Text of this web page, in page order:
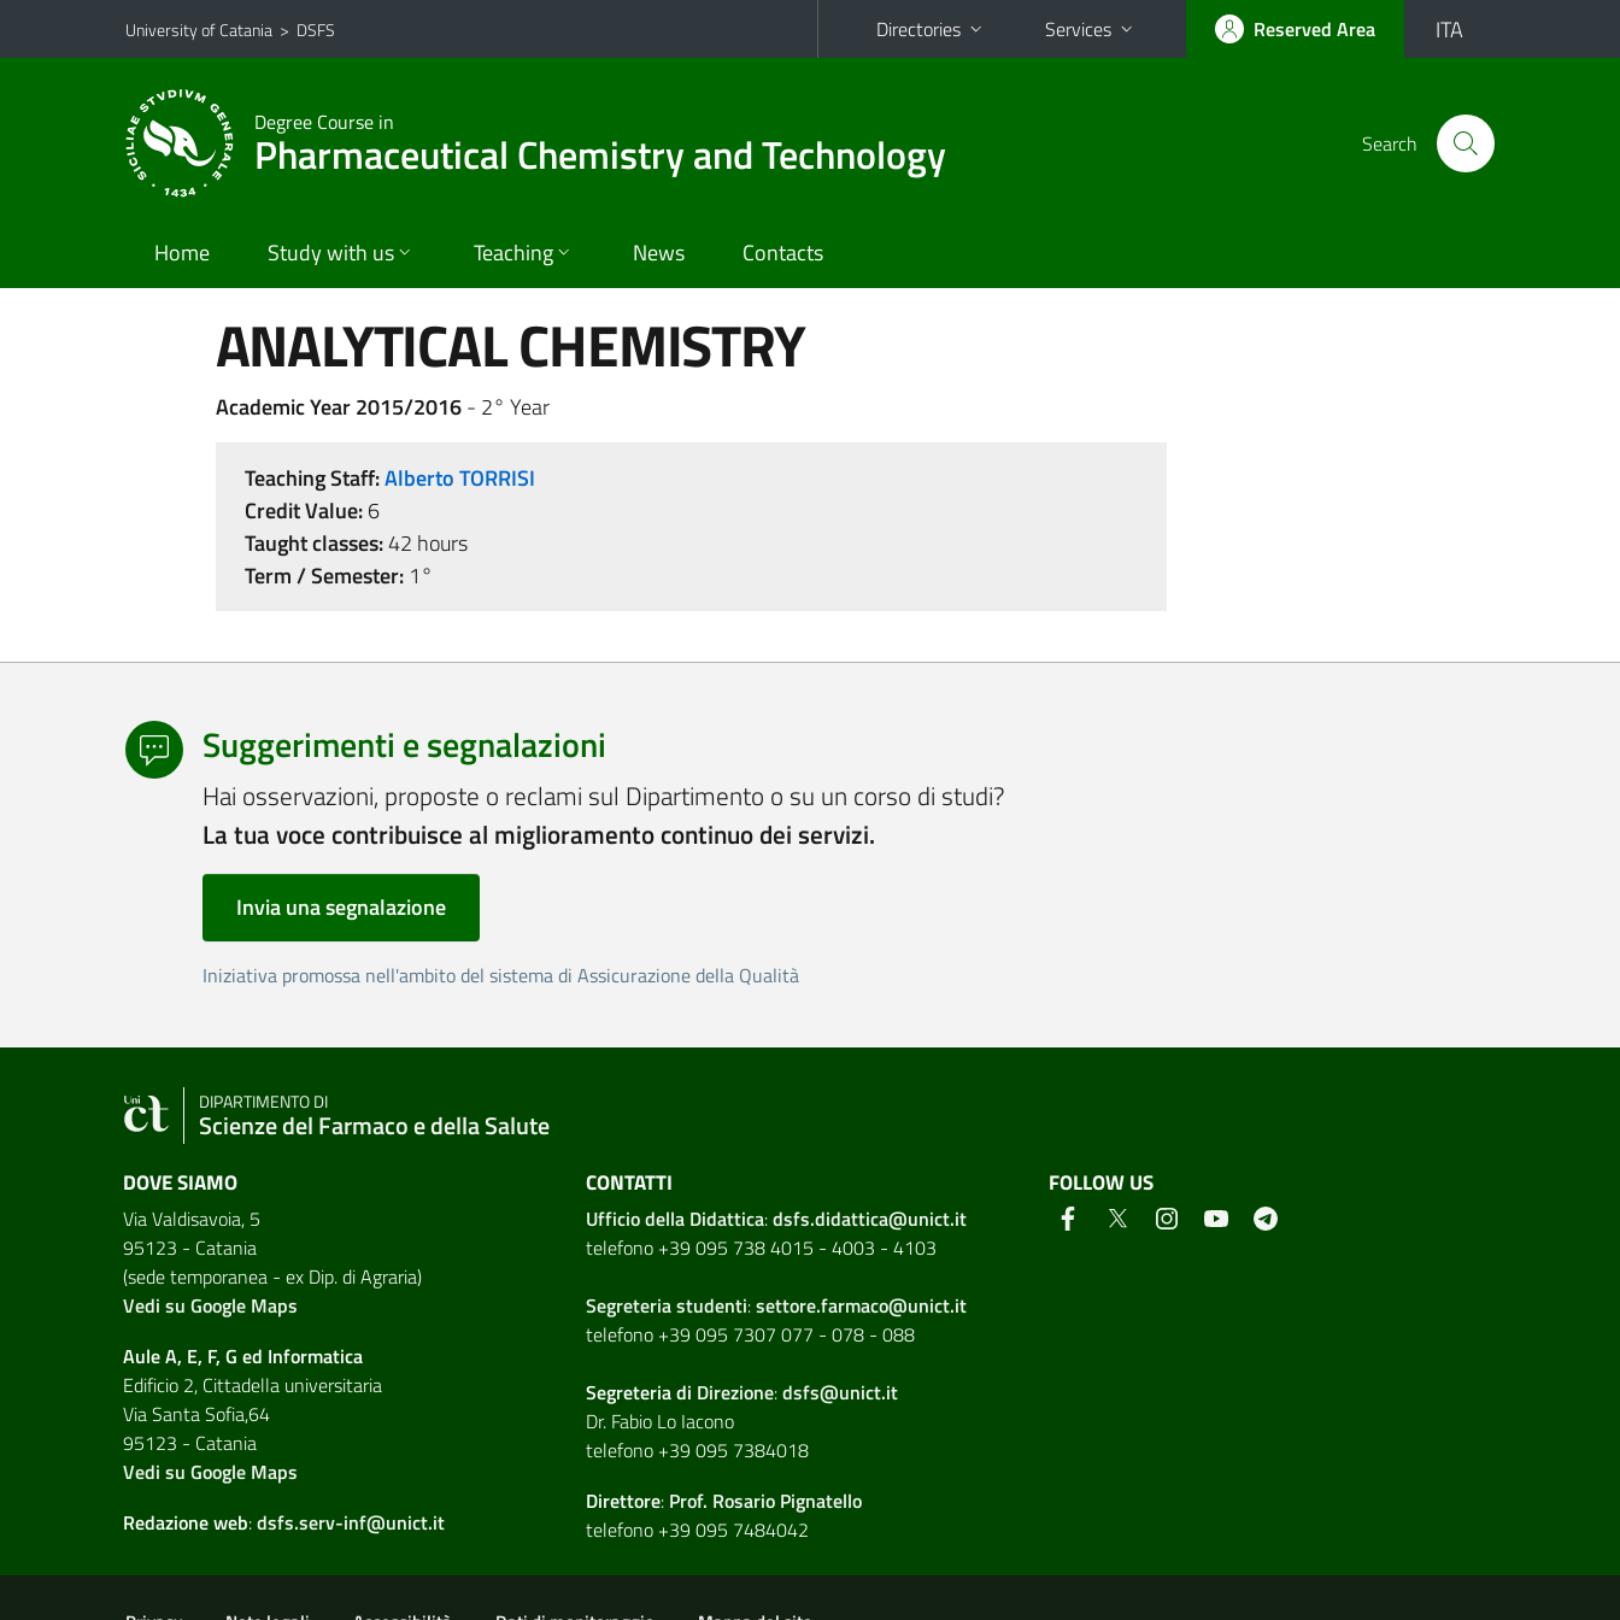
Go to main content
Go to navigation menu
University of Catania > DSFS Directories Services Reserved Area ITA
Degree Course in
Pharmaceutical Chemistry and Technology Search
Home Study with us Teaching News Contacts
ANALYTICAL CHEMISTRY
Academic Year 2015/2016- 2° Year
Teaching Staff:Alberto TORRISI
Credit Value:6
Taught classes:42 hours
Term / Semester:1°
Suggerimenti e segnalazioni
Hai osservazioni, proposte o reclami sul Dipartimento o su un corso di studi?
La tua voce contribuisce al miglioramento continuo dei servizi.
Invia una segnalazione
Iniziativa promossa nell'ambito del sistema di Assicurazione della Qualità
DIPARTIMENTO DI
Scienze del Farmaco e della Salute
DOVE SIAMO
Via Valdisavoia, 5
95123 - Catania
(sede temporanea - ex Dip. di Agraria)
Vedi su Google Maps
Aule A, E, F, G ed Informatica
Edificio 2, Cittadella universitaria
Via Santa Sofia,64
95123 - Catania
Vedi su Google Maps
Redazione web:dsfs.serv-inf@unict.it
CONTATTI
Ufficio della Didattica:dsfs.didattica@unict.it
telefono +39 095 738 4015 - 4003 - 4103
Segreteria studenti:settore.farmaco@unict.it
telefono +39 095 7307 077 - 078 - 088
Segreteria di Direzione:dsfs@unict.it
Dr. Fabio Lo Iacono
telefono +39 095 7384018
Direttore: Prof. Rosario Pignatello
telefono +39 095 7484042
FOLLOW US